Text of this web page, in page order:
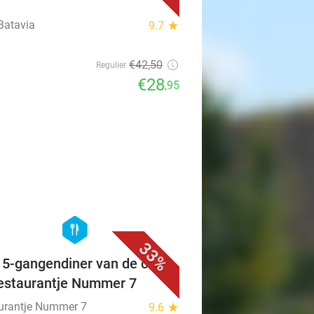
9.7 star
Regulier €42,50
€28,95
33%
hexagon
food
gangendiner van de chef
Nummer 7
Nummer 7 9.6 star